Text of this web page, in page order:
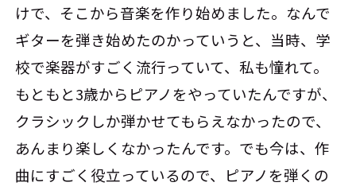
けで、そこから音楽を作り始めました。なんで
ギターを弾き始めたのかっていうと、当時、学
校で楽器がすごく流行っていて、私も憧れて。
もともと3歳からピアノをやっていたんですが、
クラシックしか弾かせてもらえなかったので、
あんまり楽しくなかったんです。でも今は、作
曲にすごく役立っているので、ピアノを弾くの